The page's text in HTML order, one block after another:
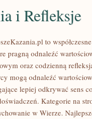
i Refleksje
to
pragną odnaleźć
oraz codzienną
mogą odnaleźć
lepiej odkrywać sens
Kategorie na
w Wierze.